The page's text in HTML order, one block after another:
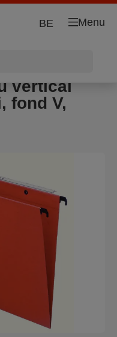
Menu
BE
vertical
fond V,